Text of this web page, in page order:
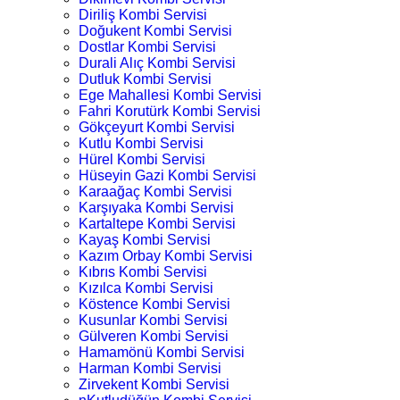
Diriliş Kombi Servisi
Doğukent Kombi Servisi
Dostlar Kombi Servisi
Durali Alıç Kombi Servisi
Dutluk Kombi Servisi
Ege Mahallesi Kombi Servisi
Fahri Korutürk Kombi Servisi
Gökçeyurt Kombi Servisi
Kutlu Kombi Servisi
Hürel Kombi Servisi
Hüseyin Gazi Kombi Servisi
Karaağaç Kombi Servisi
Karşıyaka Kombi Servisi
Kartaltepe Kombi Servisi
Kayaş Kombi Servisi
Kazım Orbay Kombi Servisi
Kıbrıs Kombi Servisi
Kızılca Kombi Servisi
Köstence Kombi Servisi
Kusunlar Kombi Servisi
Gülveren Kombi Servisi
Hamamönü Kombi Servisi
Harman Kombi Servisi
Zirvekent Kombi Servisi